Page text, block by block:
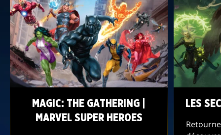
MAGIC: THE GATHERING |
MARVEL SUPER HEROES
LES